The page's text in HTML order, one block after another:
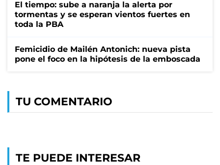
El tiempo: sube a naranja la alerta por
tormentas y se esperan vientos fuertes en
toda la PBA
Femicidio de Mailén Antonich: nueva pista
pone el foco en la hipótesis de la emboscada
TU COMENTARIO
TE PUEDE INTERESAR